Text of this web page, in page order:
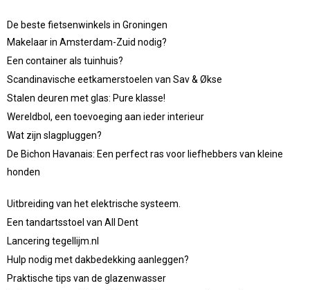
De beste fietsenwinkels in Groningen
Makelaar in Amsterdam-Zuid nodig?
Een container als tuinhuis?
Scandinavische eetkamerstoelen van Sav & Økse
Stalen deuren met glas: Pure klasse!
Wereldbol, een toevoeging aan ieder interieur
Wat zijn slagpluggen?
De Bichon Havanais: Een perfect ras voor liefhebbers van kleine
honden
Uitbreiding van het elektrische systeem.
Een tandartsstoel van All Dent
Lancering tegellijm.nl
Hulp nodig met dakbedekking aanleggen?
Praktische tips van de glazenwasser